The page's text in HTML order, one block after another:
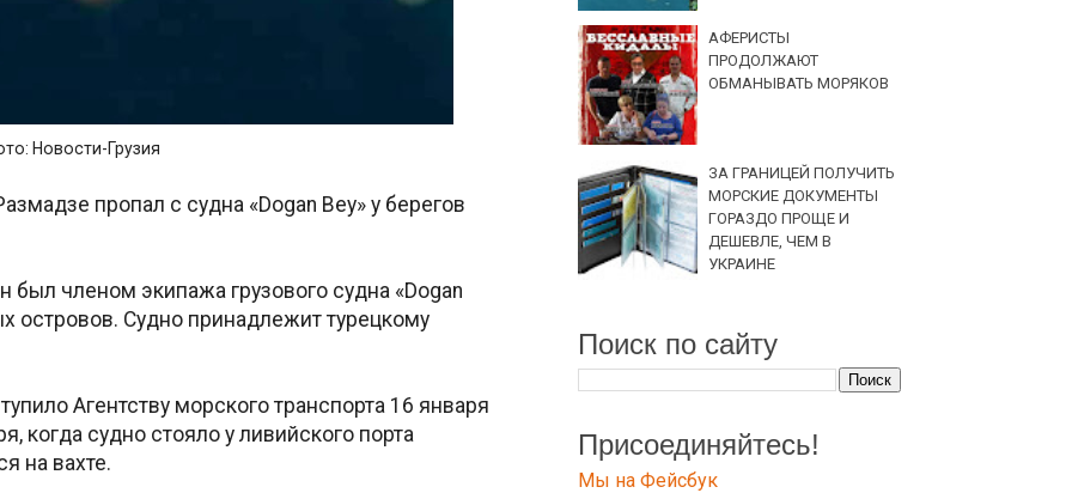
Новости-Грузия
пропал с судна «Dogan Bey» у берегов
членом экипажа грузового судна «Dogan
островов. Судно принадлежит турецкому
Агентству морского транспорта 16 января
когда судно стояло у ливийского порта
на вахте.
АФЕРИСТЫ
ПРОДОЛЖАЮТ
ОБМАНЫВАТЬ МОРЯКОВ
ЗА ГРАНИЦЕЙ ПОЛУЧИТЬ
МОРСКИЕ ДОКУМЕНТЫ
ГОРАЗДО ПРОЩЕ И
ДЕШЕВЛЕ, ЧЕМ В
УКРАИНЕ
Поиск по сайту
Присоединяйтесь!
Мы на Фейсбук